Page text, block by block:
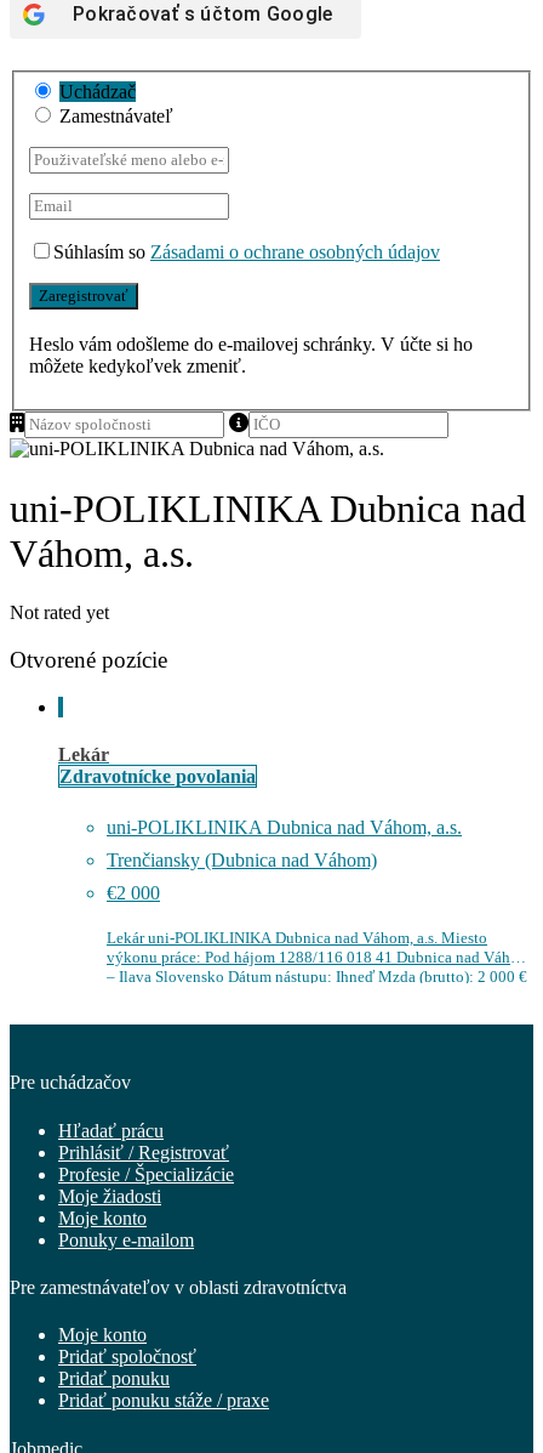
Pokračovať s účtom Google
Uchádzač
Zamestnávateľ
Súhlasím so Zásadami o ochrane osobných údajov
Heslo vám odošleme do e-mailovej schránky. V účte si ho
môžete kedykoľvek zmeniť.
uni-POLIKLINIKA Dubnica nad
Váhom, a.s.
Not rated yet
Otvorené pozície
Lekár
Zdravotnícke povolania
uni-POLIKLINIKA Dubnica nad Váhom, a.s.
Trenčiansky (Dubnica nad Váhom)
€2 000
Lekár uni-POLIKLINIKA Dubnica nad Váhom, a.s. Miesto
výkonu práce: Pod hájom 1288/116 018 41 Dubnica nad Váhom
– Ilava Slovensko Dátum nástupu: Ihneď Mzda (brutto): 2 000 €
Pre uchádzačov
Hľadať prácu
Prihlásiť / Registrovať
Profesie / Špecializácie
Moje žiadosti
Moje konto
Ponuky e-mailom
Pre zamestnávateľov v oblasti zdravotníctva
Moje konto
Pridať spoločnosť
Pridať ponuku
Pridať ponuku stáže / praxe
Jobmedic